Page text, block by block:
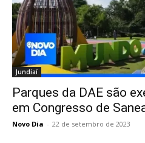
Jundiaí
Parques da DAE são
em Congresso de
Novo Dia - 22 de setembro de 2023